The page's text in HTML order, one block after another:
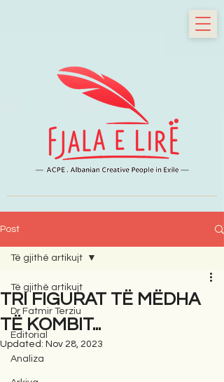
Post
Të gjithë artikujt
Dr Fatmir Terziu
Editorial
Analiza
Të gjithë artikujt
TRI FIGURAT TË MËDHA
TË KOMBIT...
Updated: Nov 28, 2023